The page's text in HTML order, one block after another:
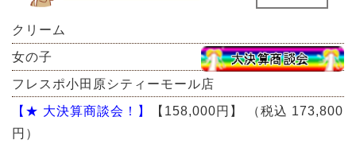
クリーム
女の子
フレスポ小田原シティーモール店
【★ 大決算商談会！】
【158,000円】
（税込 173,800
円）